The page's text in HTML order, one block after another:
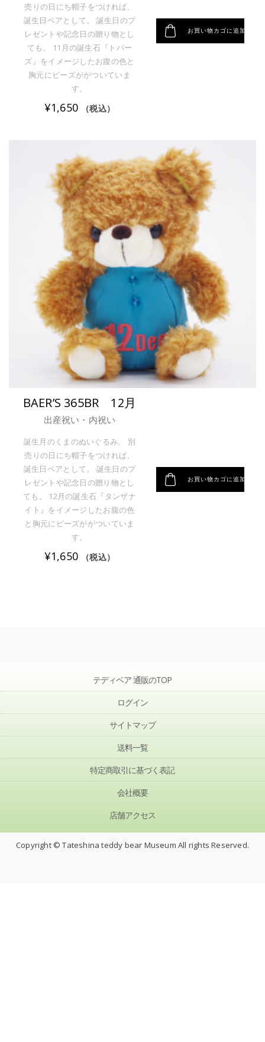
売りの日にち帽子をつければ、
誕生日ベアとして。 誕生日のプ
レゼントや記念日の贈り物とし
ても。 11月の誕生石『トパー
ズ』をイメージしたお腹の色と
胸元にビーズががついていま
す。
¥1,650 （税込）
お買い物カゴに追加
BAER’S 365BR 12月
出産祝い・内祝い
誕生月のくまのぬいぐるみ。 別
売りの日にち帽子をつければ、
誕生日ベアとして。 誕生日のプ
レゼントや記念日の贈り物とし
ても。 12月の誕生石『タンザナ
イト』をイメージしたお腹の色
と胸元にビーズががついていま
す。
¥1,650 （税込）
お買い物カゴに追加
テディベア 通販のTOP
ログイン
サイトマップ
送料一覧
特定商取引に基づく表記
会社概要
店舗アクセス
Copyright © Tateshina teddy bear Museum All rights Reserved.